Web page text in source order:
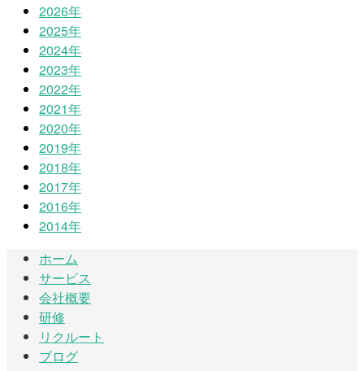
2026年
2025年
2024年
2023年
2022年
2021年
2020年
2019年
2018年
2017年
2016年
2014年
ホーム
サービス
会社概要
研修
リクルート
ブログ